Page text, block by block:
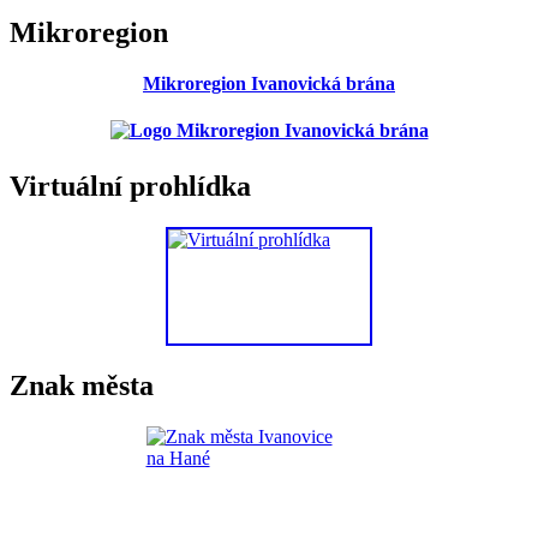
Mikroregion
Mikroregion Ivanovická brána
Virtuální prohlídka
Znak města